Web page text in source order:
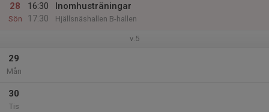
28
Sön
16:30
17:30
Inomhusträningar
Hjällsnäshallen B-hallen
v.5
29
Mån
30
Tis